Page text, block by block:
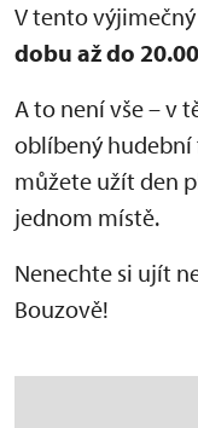
V tento
dobu až do
A to není vše – v
oblíbený hudební
můžete užít den
jednom místě.
Nenechte si ujít
Bouzově!